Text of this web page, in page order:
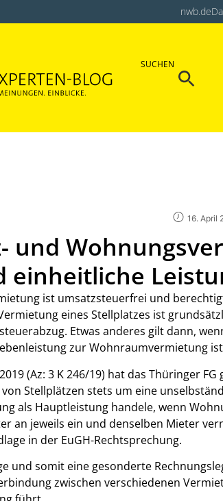
nwb.de
SUCHEN
Search
16. April
und
einheitliche
ist umsatzsteuerfrei und
eines Stellplatzes ist
Etwas anderes gilt dann,
zur Wohnraumvermietung
(Az: 3 K 246/19) hat das Thüringer
Stellplätzen stets um eine
als Hauptleistung handele, wenn
an jeweils ein und denselben Mieter
in der EuGH-Rechtsprechung.
und somit eine gesonderte
zwischen verschiedenen